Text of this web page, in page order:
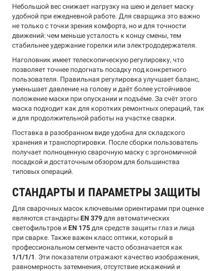
Небольшой вес снижает нагрузку на шею и делает маску
удобной при ежедневной работе. Для сварщика это важно
не только с точки зрения комфорта, но и для точности
движений: чем меньше усталость к концу смены, тем
стабильнее удержание горелки или электрододержателя.
Наголовник имеет телескопическую регулировку, что
позволяет точнее подогнать посадку под конкретного
пользователя. Правильная регулировка улучшает баланс,
уменьшает давление на голову и даёт более устойчивое
положение маски при опускании и подъёме. За счёт этого
маска подходит как для коротких ремонтных операций, так
и для продолжительной работы на участке сварки.
Поставка в разобранном виде удобна для складского
хранения и транспортировки. После сборки пользователь
получает полноценную сварочную маску с эргономичной
посадкой и достаточным обзором для большинства
типовых операций.
СТАНДАРТЫ И ПАРАМЕТРЫ ЗАЩИТЫ
Для сварочных масок ключевыми ориентирами при оценке
являются стандарты EN 379 для автоматических
светофильтров и EN 175 для средств защиты глаз и лица
при сварке. Также важен класс оптики, который в
профессиональном сегменте часто обозначается как
1/1/1/1. Эти показатели отражают качество изображения,
равномерность затемнения, отсутствие искажений и